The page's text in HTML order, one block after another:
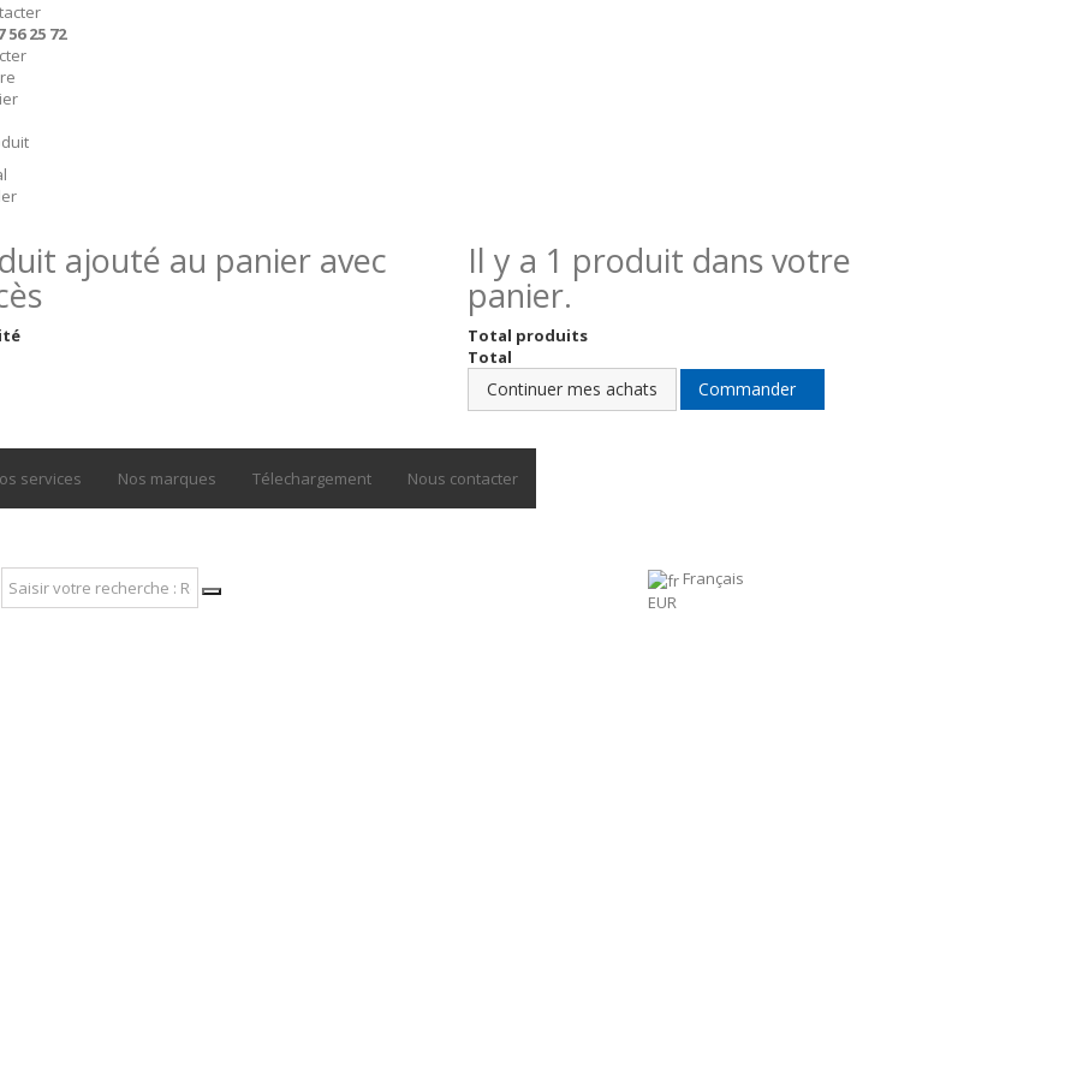
56 25 72
ajouté au panier avec Il y a 1 produit dans votre
panier.
Total produits
Total
Continuer mes achats Commander
services Nos marques Télechargement Nous contacter
Français
EUR